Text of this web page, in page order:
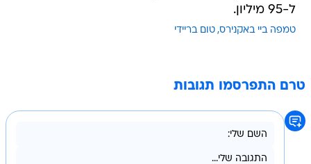
ל-95 מיליון.
טמפה ביי באקנירס טום בריידי
טרם התפרסמו תגובות